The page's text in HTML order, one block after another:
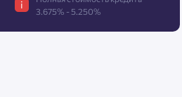
i
3.675% - 5.250%